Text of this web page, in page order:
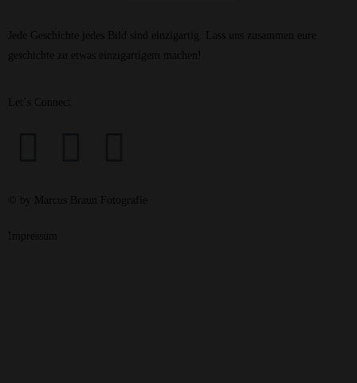
Jede Geschichte jedes Bild sind einzigartig. Lass uns zusammen eure
geschichte zu etwas einzigartigem machen!
Let´s Connect
© by Marcus Braun Fotografie
Impressum